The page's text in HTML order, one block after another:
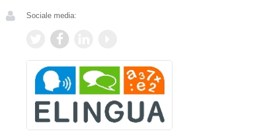
Sociale media: